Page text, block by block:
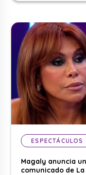
ESPECTÁCULOS
Magaly anuncia
comunicado de La